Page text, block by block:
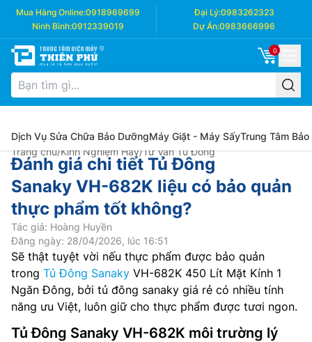
Mua Hàng Online:0918969699 Đại Lý:0983262323
Ninh Bình:0912339019 Dự Án:0983666996
0
Dịch Vụ Sửa Chữa Bảo DưỡngMáy Giặt - Máy SấyTrung Tâm Bảo
Trang chủ/Kinh Nghiệm Hay/Tư Vấn Tủ Đông
Đánh giá chi tiết Tủ Đông
Sanaky VH-682K liệu có bảo quản
thực phẩm tốt không?
Tác giả: Hoàng Huyền
Đăng ngày: 28/04/2026, lúc 16:51
Sẽ thật tuyệt vời nếu thực phẩm được bảo quản
trong Tủ Đông Sanaky VH-682K 450 Lít Mặt Kính 1
Ngăn Đông, bởi tủ đông sanaky giá rẻ có nhiều tính
năng ưu Việt, luôn giữ cho thực phẩm được tươi ngon.
Tủ Đông Sanaky VH-682K môi trường lý